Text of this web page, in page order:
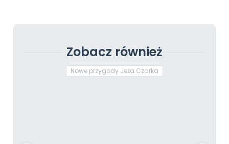
Zobacz również
Nowe przygody Jeża Czarka